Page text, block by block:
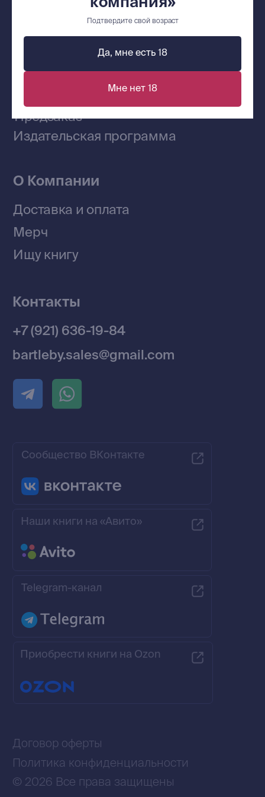
Подтвердите свой возраст
Да, мне есть 18
Мне нет 18
Договор оферты
Политика конфиденциальности
© 2026 Все права защищены
Сообщество ВКонтакте
Наши книги на «Авито»